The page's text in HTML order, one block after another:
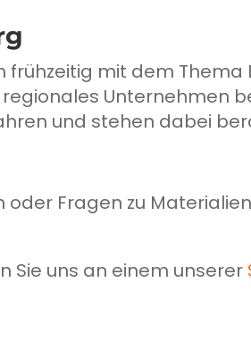
mit dem Thema
Unternehmen
und stehen dabei
Fragen zu
Sie uns an einem unserer